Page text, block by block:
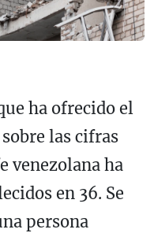
ha ofrecido el
las cifras
venezolana ha
en 36. Se
persona